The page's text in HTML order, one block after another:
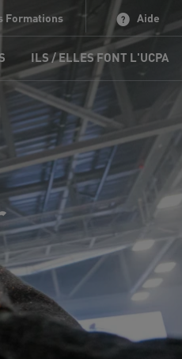
Formations Aide
ILS / ELLES FONT L'UCPA